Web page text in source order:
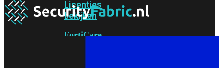
Licenties
bekijken
FortiCare